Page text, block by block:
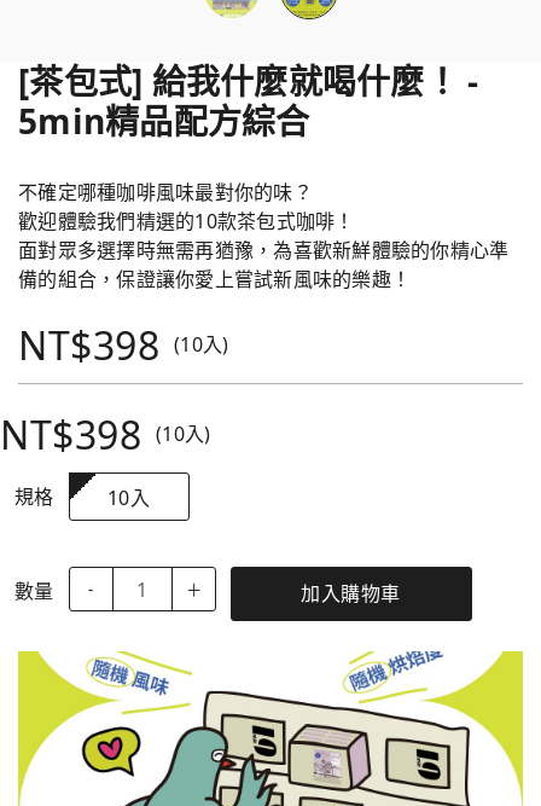
[茶包式] 給我什麼就喝什麼！ -
5min精品配方綜合
不確定哪種咖啡風味最對你的味？
歡迎體驗我們精選的10款茶包式咖啡！
面對眾多選擇時無需再猶豫，為喜歡新鮮體驗的你精心準
備的組合，保證讓你愛上嘗試新風味的樂趣！
NT$398 (10入)
NT$398 (10入)
規格 10入
數量 - ＋ 加入購物車